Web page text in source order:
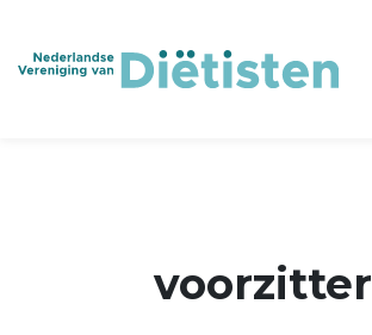
voorzitter